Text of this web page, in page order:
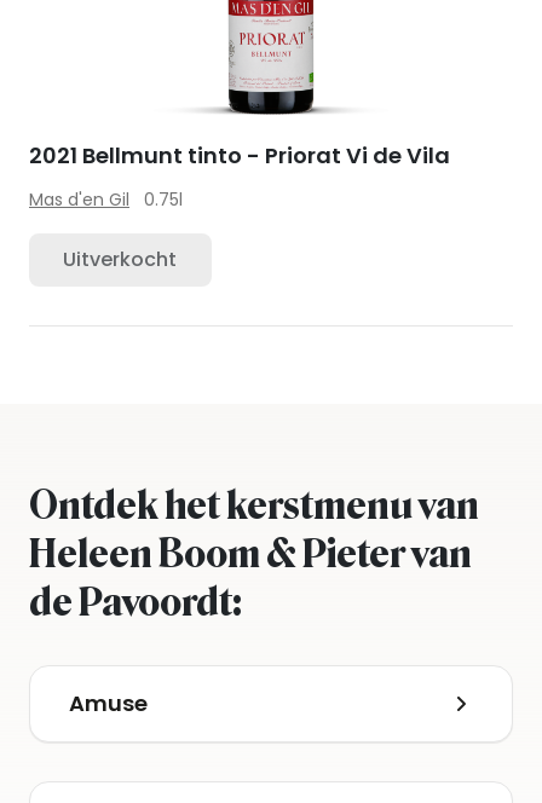
2021 Bellmunt tinto - Priorat Vi de Vila
Mas d'en Gil 0.75l
Uitverkocht
Ontdek het kerstmenu van
Heleen Boom & Pieter van
de Pavoordt:
Amuse